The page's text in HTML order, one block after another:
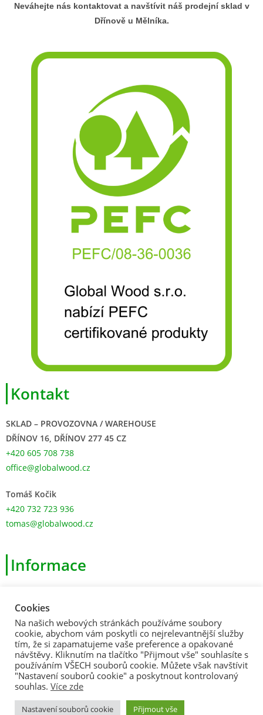
Neváhejte nás kontaktovat a navštívit náš prodejní sklad v
Dřínově u Mělníka.
Kontakt
SKLAD – PROVOZOVNA / WAREHOUSE
DŘÍNOV 16, DŘÍNOV 277 45 CZ
+420 605 708 738
office@globalwood.cz
Tomáš Kočik
+420 732 723 936
tomas@globalwood.cz
Informace
Zásady ochrany osobních údajů
Souhlas s použitím souborů cookies
Formulář pro odstoupení od Smlouvy
Formulář pro uplatnění reklamace
Cookies
Na našich webových stránkách používáme soubory
cookie, abychom vám poskytli co nejrelevantnější služby
tím, že si zapamatujeme vaše preference a opakované
návštěvy. Kliknutím na tlačítko "Přijmout vše" souhlasíte s
používáním VŠECH souborů cookie. Můžete však navštívit
"Nastavení souborů cookie" a poskytnout kontrolovaný
souhlas. Více zde
Nastavení souborů cookie Přijmout vše